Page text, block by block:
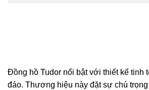
Đồng hồ Tudor nổi bật với thiết kế tinh
đáo. Thương hiệu này đặt sự chú